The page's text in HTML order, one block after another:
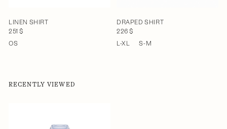
LINEN SHIRT
251 $
OS
DRAPED SHIRT
226 $
L-XL
S-M
RECENTLY VIEWED